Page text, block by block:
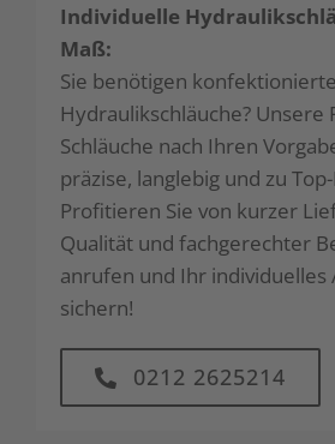
Individuelle
Maß:
Sie benötigen konfektionierte
Hydraulikschläuche? Unsere
Schläuche nach Ihren
präzise, langlebig und zu
Profitieren Sie von kurzer
Qualität und fachgerechter
anrufen und Ihr individuelles
sichern!
0212 2625214